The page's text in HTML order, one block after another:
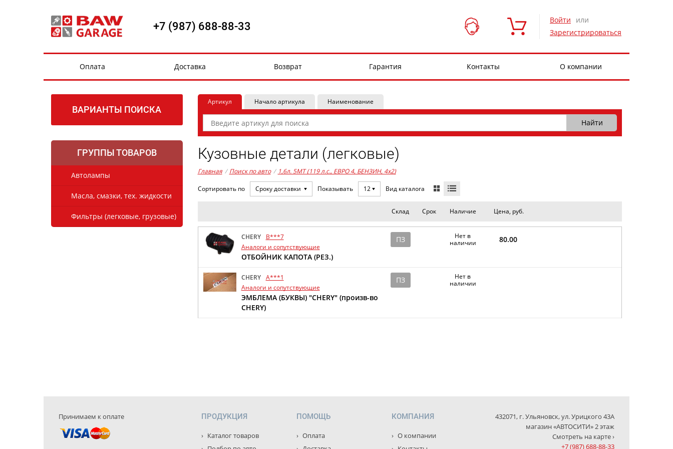
+7 (987) 688-88-33 Войти
или
Зарегистрироваться
Оплата Доставка Возврат Гарантия Контакты О компании
ВАРИАНТЫ ПОИСКА
ГРУППЫ ТОВАРОВ
Автолампы
Масла, смазки, тех. жидкости
Фильтры (легковые, грузовые)
Артикул Начало артикула Наименование
Кузовные детали (легковые)
Главная / Поиск по авто / 1,6л. 5MT (119 л.с., ЕВРО 4, БЕНЗИН, 4x2)
Сортировать по Сроку доставки Показывать 12 Вид каталога
Склад Срок Наличие Цена, руб.
CHERY
B***7
Аналоги и сопутствующие
ОТБОЙНИК КАПОТА (РЕЗ.)
ПЗ
Нет в
наличии
80.00
CHERY
A***1
Аналоги и сопутствующие
ЭМБЛЕМА (БУКВЫ) "CHERY" (произв-во
CHERY)
ПЗ
Нет в
наличии
Принимаем к оплате ПРОДУКЦИЯ
Каталог товаров
ПОМОЩЬ
Оплата
КОМПАНИЯ
О компании
432071, г. Ульяновск, ул. Урицкого 43А
магазин «АВТОСИТИ» 2 этаж
Смотреть на карте ›
+7 (987) 688-88-33